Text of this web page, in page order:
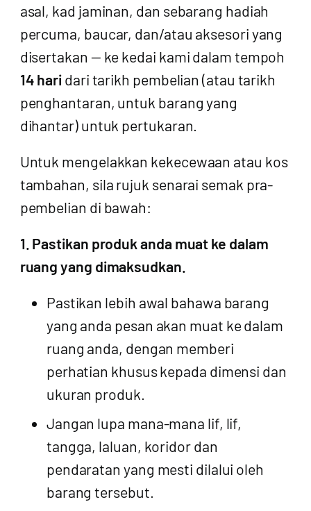
asal, kad jaminan, dan sebarang hadiah
percuma, baucar, dan/atau aksesori yang
disertakan — ke kedai kami dalam tempoh
14 haridari tarikh pembelian (atau tarikh
penghantaran, untuk barang yang
dihantar) untuk pertukaran.
Untuk mengelakkan kekecewaan atau kos
tambahan, sila rujuk senarai semak pra-
pembelian di bawah:
1. Pastikan produk anda muat ke dalam
ruang yang dimaksudkan.
Pastikan lebih awal bahawa barang
yang anda pesan akan muat ke dalam
ruang anda, dengan memberi
perhatian khusus kepada dimensi dan
ukuran produk.
Jangan lupa mana-mana lif, lif,
tangga, laluan, koridor dan
pendaratan yang mesti dilalui oleh
barang tersebut.